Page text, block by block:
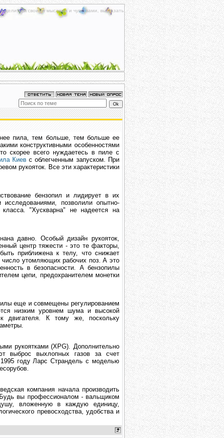
своими мыслями и чувствами, высказать
пила, тем больше, тем больше ее
конструктивными особенностями
скорее всего нуждаетесь в пиле с
Киевс облегченным запуском. При
рукояток. Все эти характеристики
бензопил и лидирует в их
позволили опытно-
"Хускварна" не надеется на
давно. Особый дизайн рукояток,
центр тяжести - это те факторы,
приближена к телу, что снижает
утомляющих рабочих поз. А это
в безопасности. А бензопилы
цепи, предохранителем монетки
еще и совмещены регулированием
низким уровнем шума и высокой
двигателя. К тому же, поскольку
рукоятками (XPG). Дополнительно
выброс выхлопных газов за счет
году Ларс Страндель с моделью
компания начала производить
вы профессионалом - вальщиком
вложенную в каждую единицу,
превосходства, удобства и